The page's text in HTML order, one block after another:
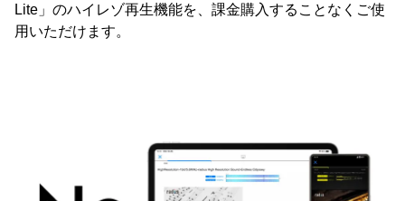
Lite」のハイレゾ再生機能を、課金購入することなくご使
用いただけます。